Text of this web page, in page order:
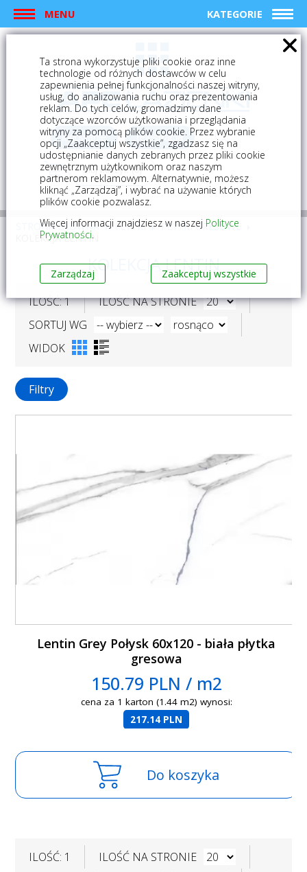
MENU KATEGORIE
logowanie rejestracja
Mój koszyk (0)
STRONA GŁÓWNA PŁYTKI
PŁYTKI GRESOWE
KOLEKCJA LENTIN
KOLEKCJA LENTIN
ILOŚĆ: 1
ILOŚĆ NA STRONIE
SORTUJ WG
WIDOK
Filtry
Lentin Grey Połysk 60x120 - biała płytka
gresowa
150.79 PLN / m2
cena za 1 karton (1.44 m2) wynosi:
217.14 PLN
Do koszyka
ILOŚĆ: 1
ILOŚĆ NA STRONIE
Ta strona wykorzystuje pliki cookie oraz inne
technologie od różnych dostawców w celu
zapewnienia pełnej funkcjonalności naszej witryny,
usług, do analizowania ruchu oraz prezentowania
reklam. Do tych celów, gromadzimy dane
dotyczące wzorców użytkowania i przeglądania
witryny za pomocą plików cookie. Przez wybranie
opcji „Zaakceptuj wszystkie”, zgadzasz się na
udostępnianie danych zebranych przez pliki cookie
zewnętrznym użytkownikom oraz naszym
partnerom reklamowym. Alternatywnie, możesz
kliknąć „Zarządzaj”, i wybrać na używanie których
plików cookie pozwalasz.
Więcej informacji znajdziesz w naszej Polityce
Prywatności.
Zarządzaj Zaakceptuj wszystkie